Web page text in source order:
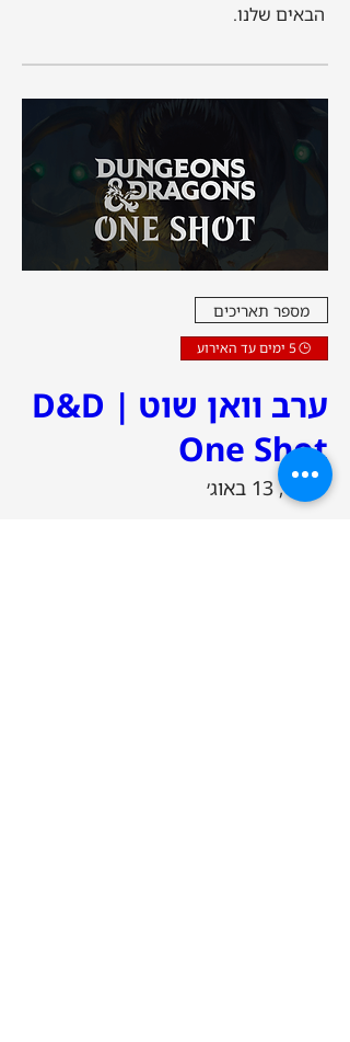
הבאים שלנו.
מספר תאריכים
5 ימים עד האירוע
ערב וואן שוט | D&D
One Shot
יום ה׳, 13 באוג׳